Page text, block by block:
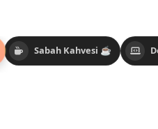
Sabah Kahvesi ☕